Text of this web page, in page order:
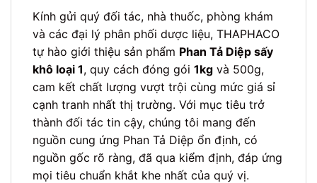
Kính gửi quý đối tác, nhà thuốc, phòng khám
và các đại lý phân phối dược liệu, THAPHACO
tự hào giới thiệu sản phẩm Phan Tả Diệp sấy
khô loại 1, quy cách đóng gói 1kg và 500g,
cam kết chất lượng vượt trội cùng mức giá sỉ
cạnh tranh nhất thị trường. Với mục tiêu trở
thành đối tác tin cậy, chúng tôi mang đến
nguồn cung ứng Phan Tả Diệp ổn định, có
nguồn gốc rõ ràng, đã qua kiểm định, đáp ứng
mọi tiêu chuẩn khắt khe nhất của quý vị.